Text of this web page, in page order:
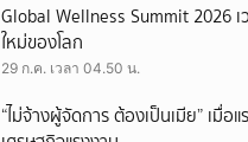
Global Wellness Summit 2026 เ
ใหม่ของโลก
29 ก.ค. เวลา 04.50 น.
“ไม่จ้างผู้จัดการ ต้องเป็นเมีย” เมื่